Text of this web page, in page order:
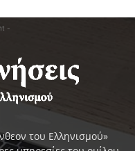
-
του Ελληνισμού»